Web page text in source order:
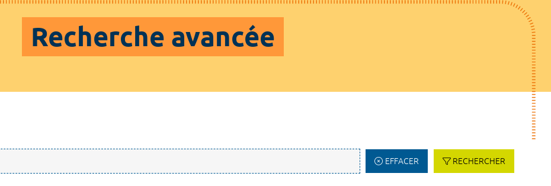
Recherche avancée
EFFACER RECHERCHER